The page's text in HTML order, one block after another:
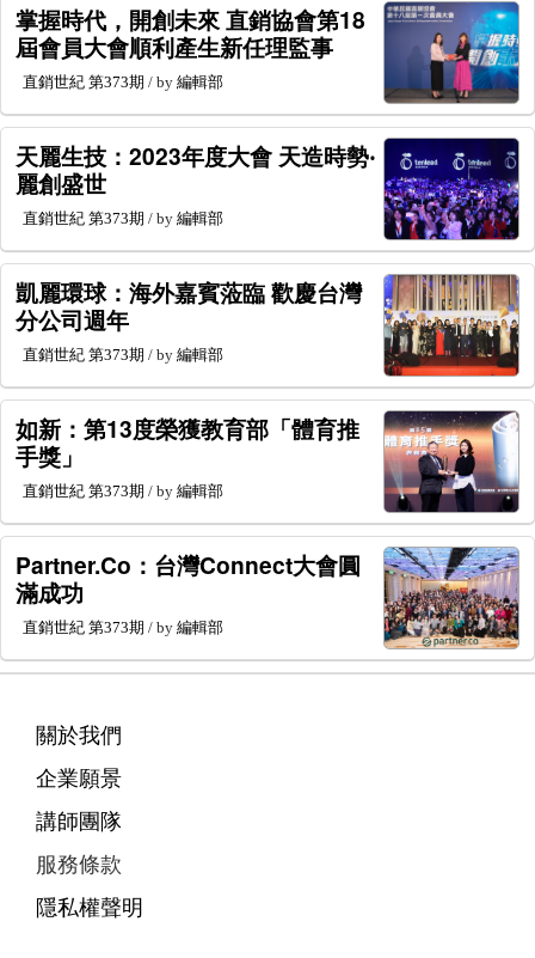
掌握時代，開創未來 直銷協會第18
屆會員大會順利產生新任理監事
直銷世紀 第373期 / by 編輯部
天麗生技：2023年度大會 天造時勢‧
麗創盛世
直銷世紀 第373期 / by 編輯部
凱麗環球：海外嘉賓蒞臨 歡慶台灣
分公司週年
直銷世紀 第373期 / by 編輯部
如新：第13度榮獲教育部「體育推
手獎」
直銷世紀 第373期 / by 編輯部
Partner.Co：台灣Connect大會圓
滿成功
直銷世紀 第373期 / by 編輯部
關於我們
企業願景
講師團隊
服務條款
隱私權聲明